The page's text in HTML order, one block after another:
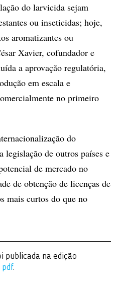
do larvicida sejam
ou inseticidas; hoje,
aromatizantes ou
Xavier, cofundador e
a aprovação regulatória,
em escala e
no primeiro
do
legislação de outros países e
de mercado no
de obtenção de licenças de
mais curtos do que no
publicada na edição
pdf.